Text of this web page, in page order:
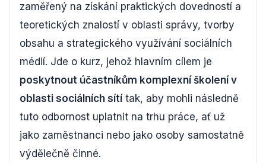
zaměřený na získání praktických dovedností a
teoretických znalostí v oblasti správy, tvorby
obsahu a strategického využívání sociálních
médií. Jde o kurz, jehož hlavním cílem je
poskytnout účastníkům komplexní školení v
oblasti sociálních sítí tak, aby mohli následně
tuto odbornost uplatnit na trhu práce, ať už
jako zaměstnanci nebo jako osoby samostatně
výdělečně činné.